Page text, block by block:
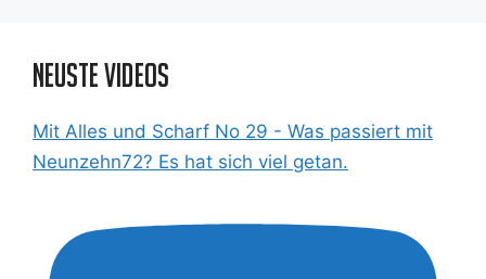
Neuste Videos
Mit Alles und Scharf No 29 - Was passiert mit
Neunzehn72? Es hat sich viel getan.